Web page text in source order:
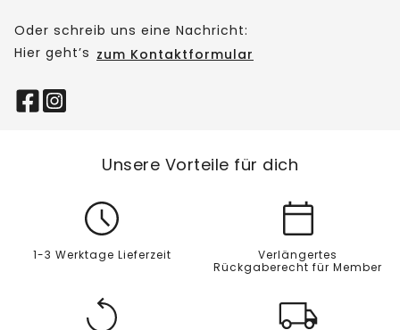
Oder schreib uns eine Nachricht:
Hier geht’s zum Kontaktformular
Unsere Vorteile für dich
1-3 Werktage Lieferzeit
Verlängertes
Rückgaberecht für Member